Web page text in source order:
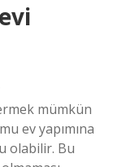
mümkün
ev yapımına
olabilir. Bu